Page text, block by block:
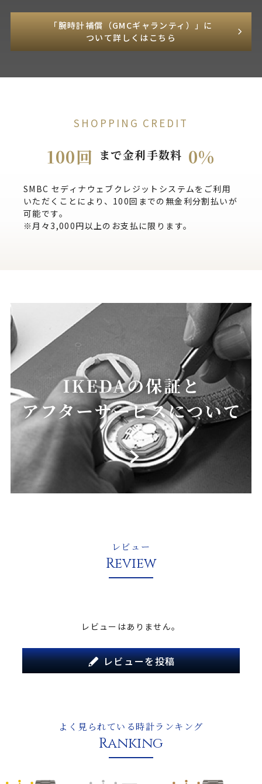
「腕時計補償（GMCギャランティ）」に
ついて詳しくはこちら
SHOPPING CREDIT
100回 まで金利手数料 0%
SMBC セディナウェブクレジットシステムをご利用
いただくことにより、100回までの無金利分割払いが
可能です。
※月々3,000円以上のお支払に限ります。
レビュー
Review
レビューはありません。
レビューを投稿
よく見られている時計ランキング
Ranking